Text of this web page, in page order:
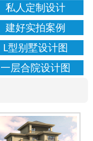
私人定制设计
建好实拍案例
L型别墅设计图
一层合院设计图